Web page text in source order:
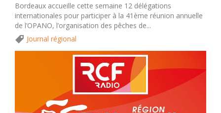
Bordeaux accueille cette semaine 12 délégations
internationales pour participer à la 41ème réunion annuelle
de l’OPANO, l’organisation des pêches de...
Journal régional